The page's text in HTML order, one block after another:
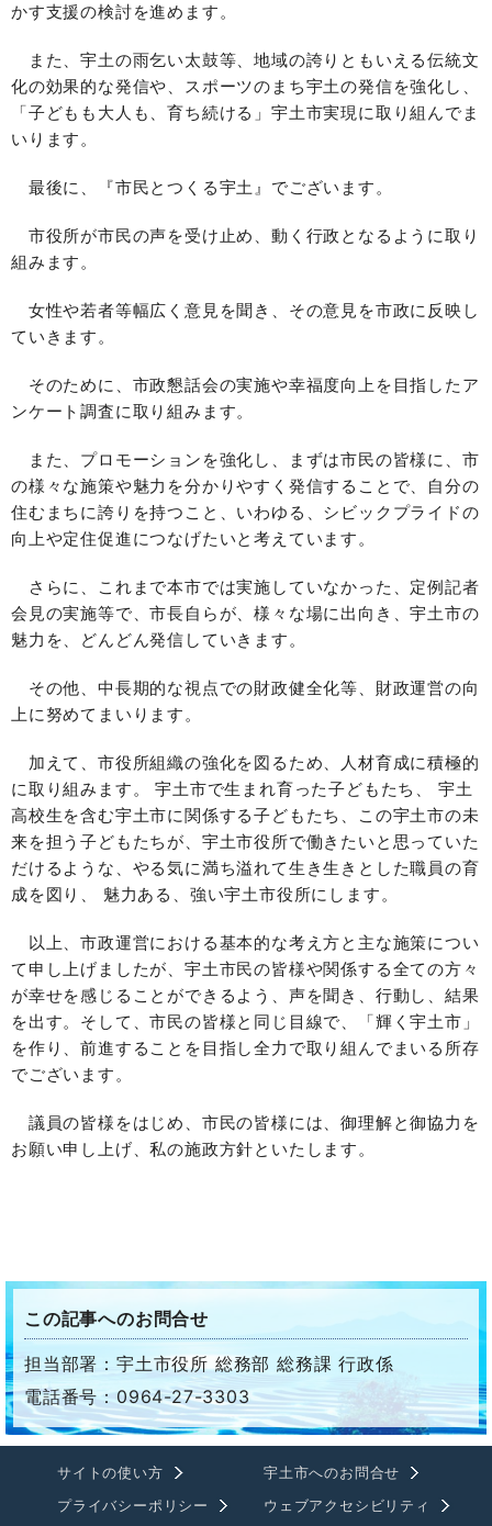
かす支援の検討を進めます。
また、宇土の雨乞い太鼓等、地域の誇りともいえる伝統文
化の効果的な発信や、スポーツのまち宇土の発信を強化し、
「子どもも大人も、育ち続ける」宇土市実現に取り組んでま
いります。
最後に、『市民とつくる宇土』でございます。
市役所が市民の声を受け止め、動く行政となるように取り
組みます。
女性や若者等幅広く意見を聞き、その意見を市政に反映し
ていきます。
そのために、市政懇話会の実施や幸福度向上を目指したア
ンケート調査に取り組みます。
また、プロモーションを強化し、まずは市民の皆様に、市
の様々な施策や魅力を分かりやすく発信することで、自分の
住むまちに誇りを持つこと、いわゆる、シビックプライドの
向上や定住促進につなげたいと考えています。
さらに、これまで本市では実施していなかった、定例記者
会見の実施等で、市長自らが、様々な場に出向き、宇土市の
魅力を、どんどん発信していきます。
その他、中長期的な視点での財政健全化等、財政運営の向
上に努めてまいります。
加えて、市役所組織の強化を図るため、人材育成に積極的
に取り組みます。 宇土市で生まれ育った子どもたち、 宇土
高校生を含む宇土市に関係する子どもたち、この宇土市の未
来を担う子どもたちが、宇土市役所で働きたいと思っていた
だけるような、やる気に満ち溢れて生き生きとした職員の育
成を図り、 魅力ある、強い宇土市役所にします。
以上、市政運営における基本的な考え方と主な施策につい
て申し上げましたが、宇土市民の皆様や関係する全ての方々
が幸せを感じることができるよう、声を聞き、行動し、結果
を出す。そして、市民の皆様と同じ目線で、「輝く宇土市」
を作り、前進することを目指し全力で取り組んでまいる所存
でございます。
議員の皆様をはじめ、市民の皆様には、御理解と御協力を
お願い申し上げ、私の施政方針といたします。
この記事へのお問合せ
担当部署：宇土市役所 総務部 総務課 行政係
電話番号：0964-27-3303
サイトの使い方
宇土市へのお問合せ
プライバシーポリシー
ウェブアクセシビリティ